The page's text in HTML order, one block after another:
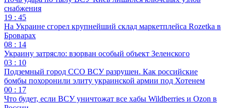
снабжения
19 : 45
На Украине сгорел крупнейший склад маркетплейса Rozetka в
Броварах
08 : 14
Украину затрясло: взорван особый объект Зеленского
03 : 10
Подземный город ССО ВСУ разрушен. Как российские
бомбы похоронили элиту украинской армии под Хотенем
00 : 17
Что будет, если ВСУ уничтожат все хабы Wildberries и Ozon в